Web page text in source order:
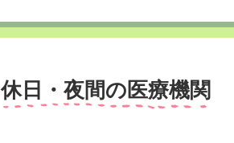
休日・夜間の医療機関